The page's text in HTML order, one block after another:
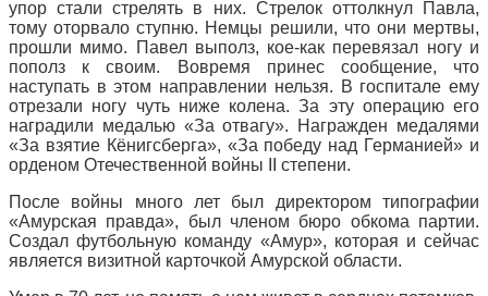
упор стали стрелять в них. Стрелок оттолкнул Павла,
тому оторвало ступню. Немцы решили, что они мертвы,
прошли мимо. Павел выполз, кое-как перевязал ногу и
пополз к своим. Вовремя принес сообщение, что
наступать в этом направлении нельзя. В госпитале ему
отрезали ногу чуть ниже колена. За эту операцию его
наградили медалью «За отвагу». Награжден медалями
«За взятие Кёнигсберга», «За победу над Германией» и
орденом Отечественной войны II степени.
После войны много лет был директором типографии
«Амурская правда», был членом бюро обкома партии.
Создал футбольную команду «Амур», которая и сейчас
является визитной карточкой Амурской области.